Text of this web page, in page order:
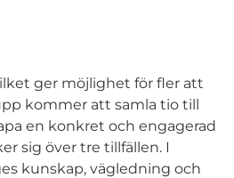
ger möjlighet för fler att
kommer att samla tio till
en konkret och engagerad
sig över tre tillfällen. I
kunskap, vägledning och